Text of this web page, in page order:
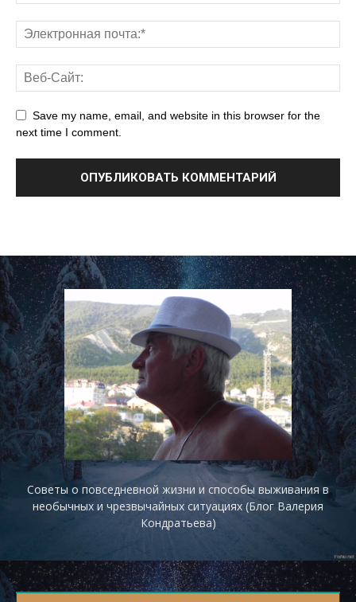
Save my name, email, and website in this browser for the
next time I comment.
Советы о повседневной жизни и способы выживания в
необычных и чрезвычайных ситуациях (Блог Валерия
Кондратьева)